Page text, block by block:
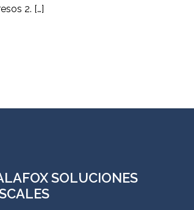
2. […]
SOLUCIONES